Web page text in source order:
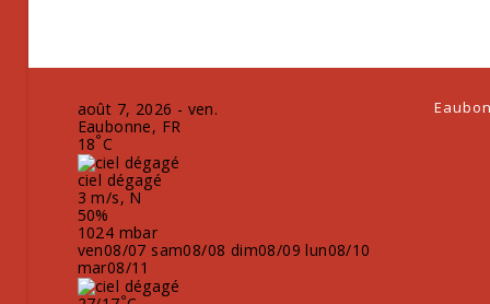
août 7, 2026 - ven.
Eaubonne, FR
18°C
ciel dégagé
3 m/s, N
50%
1024 mbar
ven08/07 sam08/08 dim08/09 lun08/10
mar08/11
°